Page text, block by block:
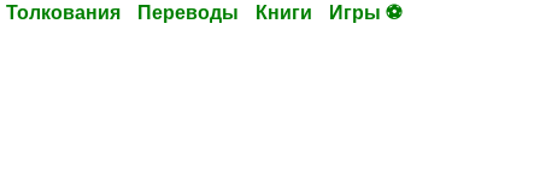
Толкования Переводы Книги Игры ⚽